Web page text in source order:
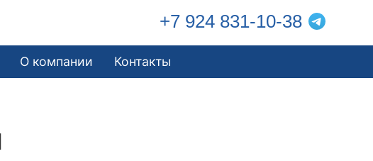
+7 924 831-10-38
О компании Контакты